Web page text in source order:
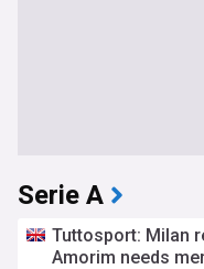
Serie A
Tuttosport: Milan
Amorim needs